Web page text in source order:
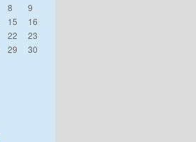
8
9
15
16
22
23
29
30